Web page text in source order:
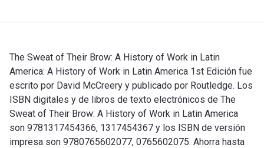
The Sweat of Their Brow: A History of Work in Latin
America: A History of Work in Latin America 1st Edición fue
escrito por David McCreery y publicado por Routledge. Los
ISBN digitales y de libros de texto electrónicos de The
Sweat of Their Brow: A History of Work in Latin America
son 9781317454366, 1317454367 y los ISBN de versión
impresa son 9780765602077, 0765602075. Ahorra hasta